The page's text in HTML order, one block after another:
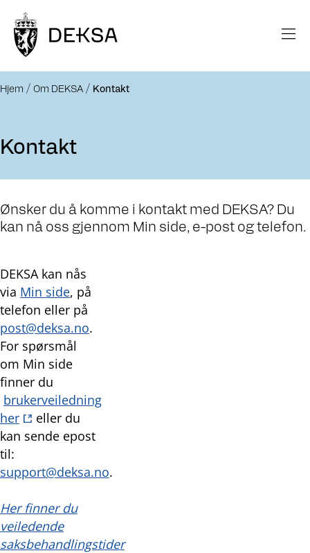
Hjem Om DEKSA Kontakt
Kontakt
Ønsker du å komme i kontakt med DEKSA? Du
kan nå oss gjennom Min side, e-post og telefon.
DEKSA kan nås
via Min side, på
telefon eller på
post@deksa.no.
For spørsmål
om Min side
finner du
brukerveiledning
her
eller du
kan sende epost
til:
support@deksa.no.
Her finner du
veiledende
saksbehandlingstider